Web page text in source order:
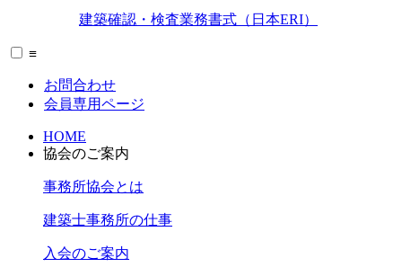
建築確認・検査業務書式（日本ERI）
≡
お問合わせ
会員専用ページ
HOME
協会のご案内
事務所協会とは
建築士事務所の仕事
入会のご案内